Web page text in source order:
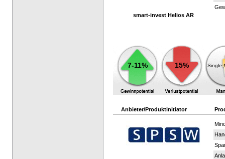
smart-invest Helios AR
7-11% 15% Single-
Anbieter/Produktinitiator